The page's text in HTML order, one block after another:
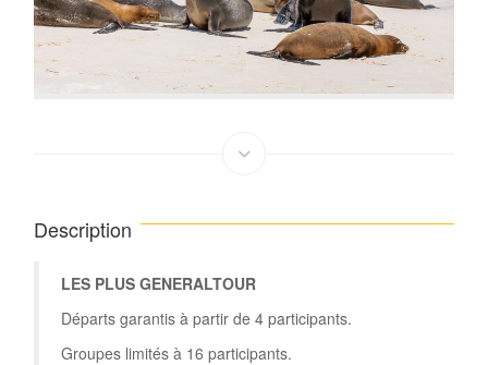
Description
LES PLUS GENERALTOUR
Départs garantis à partir de 4 participants.
Groupes limités à 16 participants.